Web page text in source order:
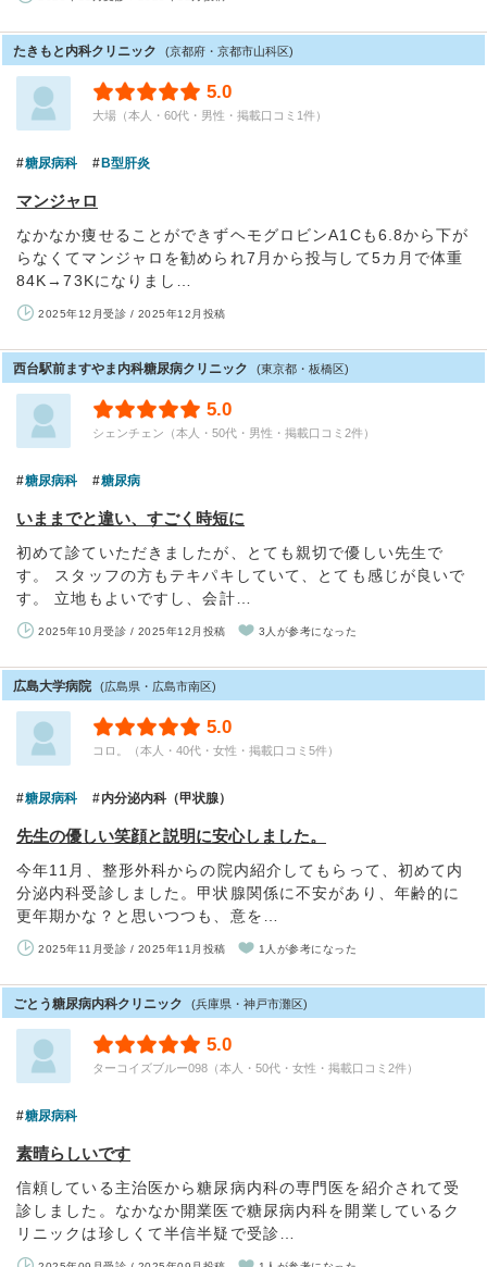
たきもと内科クリニック (京都府・京都市山科区)
5.0
大場（本人・60代・男性・掲載口コミ1件）
糖尿病科 B型肝炎
マンジャロ
なかなか痩せることができずヘモグロビンA1Cも6.8から下が
らなくてマンジャロを勧められ7月から投与して5カ月で体重
84K→73Kになりまし…
2025年12月受診 / 2025年12月投稿
西台駅前ますやま内科糖尿病クリニック (東京都・板橋区)
5.0
シェンチェン（本人・50代・男性・掲載口コミ2件）
糖尿病科 糖尿病
いままでと違い、すごく時短に
初めて診ていただきましたが、とても親切で優しい先生で
す。 スタッフの方もテキパキしていて、とても感じが良いで
す。 立地もよいですし、会計…
2025年10月受診 / 2025年12月投稿 3人が参考になった
広島大学病院 (広島県・広島市南区)
5.0
コロ。（本人・40代・女性・掲載口コミ5件）
糖尿病科 内分泌内科（甲状腺）
先生の優しい笑顔と説明に安心しました。
今年11月、整形外科からの院内紹介してもらって、初めて内
分泌内科受診しました。甲状腺関係に不安があり、年齢的に
更年期かな？と思いつつも、意を…
2025年11月受診 / 2025年11月投稿 1人が参考になった
ごとう糖尿病内科クリニック (兵庫県・神戸市灘区)
5.0
ターコイズブルー098（本人・50代・女性・掲載口コミ2件）
糖尿病科
素晴らしいです
信頼している主治医から糖尿病内科の専門医を紹介されて受
診しました。なかなか開業医で糖尿病内科を開業しているク
リニックは珍しくて半信半疑で受診…